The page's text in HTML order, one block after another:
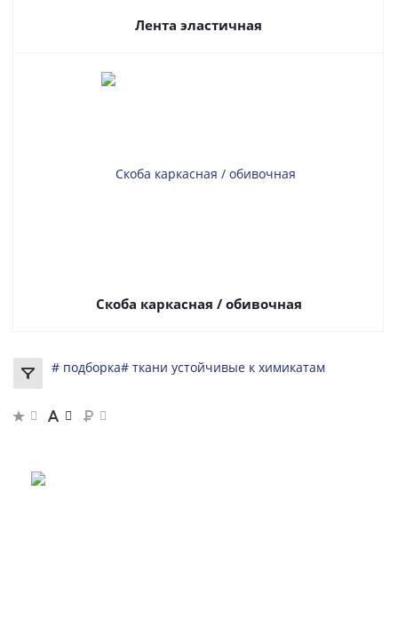
Лента эластичная
Скоба каркасная / обивочная
# подборка# ткани устойчивые к химикатам